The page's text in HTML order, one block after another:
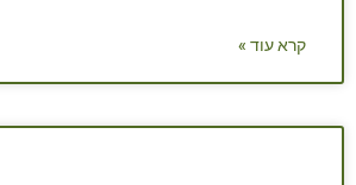
קרא עוד »